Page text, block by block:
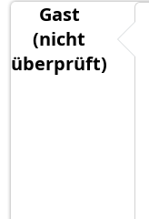
Gast
(nicht
überprüft)